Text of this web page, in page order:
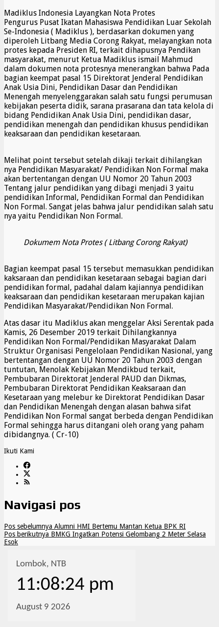
Madiklus Indonesia Layangkan Nota Protes
Pengurus Pusat Ikatan Mahasiswa Pendidikan Luar Sekolah
Se-Indonesia ( Madiklus ), berdasarkan dokumen yang
diperoleh Litbang Media Corong Rakyat, melayangkan nota
protes kepada Presiden RI, terkait dihapusnya Pendikan
masyarakat, menurut Ketua Madiklus ismail Mahmud
dalam dokumen nota protesnya menerangkan bahwa Pada
bagian keempat pasal 15 Direktorat Jenderal Pendidikan
Anak Usia Dini, Pendidikan Dasar dan Pendidikan
Menengah menyelenggarakan salah satu fungsi perumusan
kebijakan peserta didik, sarana prasarana dan tata kelola di
bidang Pendidikan Anak Usia Dini, pendidikan dasar,
pendidikan menengah dan pendidikan khusus pendidikan
keaksaraan dan pendidikan kesetaraan.
Melihat point tersebut setelah dikaji terkait dihilangkan
nya Pendidikan Masyarakat/ Pendidikan Non Formal maka
akan bertentangan dengan UU Nomor 20 Tahun 2003
Tentang jalur pendidikan yang dibagi menjadi 3 yaitu
pendidikan Informal, Pendidikan Formal dan Pendidikan
Non Formal. Sangat jelas bahwa jalur pendidikan salah satu
nya yaitu Pendidikan Non Formal.
Dokumem Nota Protes ( Litbang Corong Rakyat)
Bagian keempat pasal 15 tersebut memasukkan pendidikan
kaksaraan dan pendidikan kesetaraan sebagai bagian dari
pendidikan formal, padahal dalam kajiannya pendidikan
keaksaraan dan pendidikan kesetaraan merupakan kajian
Pendidikan Masyarakat/Pendidikan Non Formal.
Atas dasar itu Madiklus akan menggelar Aksi Serentak pada
Kamis, 26 Desember 2019 terkait Dihilangkannya
Pendidikan Non Formal/Pendidikan Masyarakat Dalam
Struktur Organisasi Pengelolaan Pendidikan Nasional, yang
bertentangan dengan UU Nomor 20 Tahun 2003 dengan
tuntutan, Menolak Kebijakan Mendikbud terkait,
Pembubaran Direktorat Jenderal PAUD dan Dikmas,
Pembubaran Direktorat Pendidikan Keaksaraan dan
Kesetaraan yang melebur ke Direktorat Pendidikan Dasar
dan Pendidikan Menengah dengan alasan bahwa sifat
Pendidikan Non Formal sangat berbeda dengan Pendidikan
Formal sehingga harus ditangani oleh orang yang paham
dibidangnya. ( Cr-10)
Ikuti Kami
Navigasi pos
Pos sebelumnya Alumni HMI Bertemu Mantan Ketua BPK RI
Pos berikutnya BMKG Ingatkan Potensi Gelombang 2 Meter Selasa
Esok